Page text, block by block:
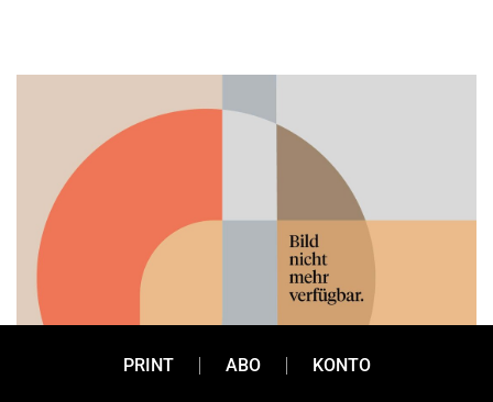
PRINT ABO KONTO